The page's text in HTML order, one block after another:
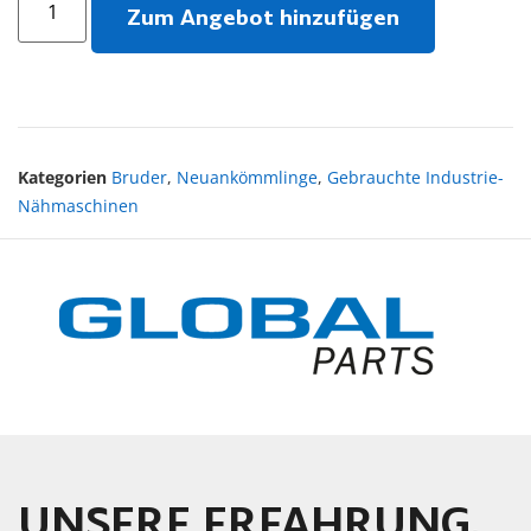
Zum Angebot hinzufügen
Kategorien Bruder, Neuankömmlinge, Gebrauchte Industrie-
Nähmaschinen